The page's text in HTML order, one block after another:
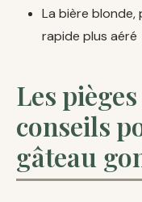
La bière blonde,
rapide plus aéré
Les
conseils
gâteau